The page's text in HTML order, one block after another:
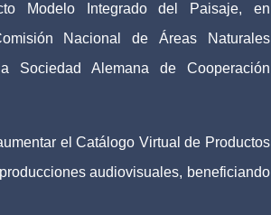
Modelo Integrado del Paisaje, en
Nacional de Áreas Naturales
Sociedad Alemana de Cooperación
el Catálogo Virtual de Productos
audiovisuales, beneficiando